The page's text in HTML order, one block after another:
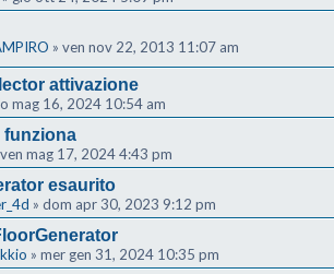
» ven nov 22, 2013 11:07 am
attivazione
mag 16, 2024 10:54 am
funziona
ven mag 17, 2024 4:43 pm
esaurito
» dom apr 30, 2023 9:12 pm
» mer gen 31, 2024 10:35 pm